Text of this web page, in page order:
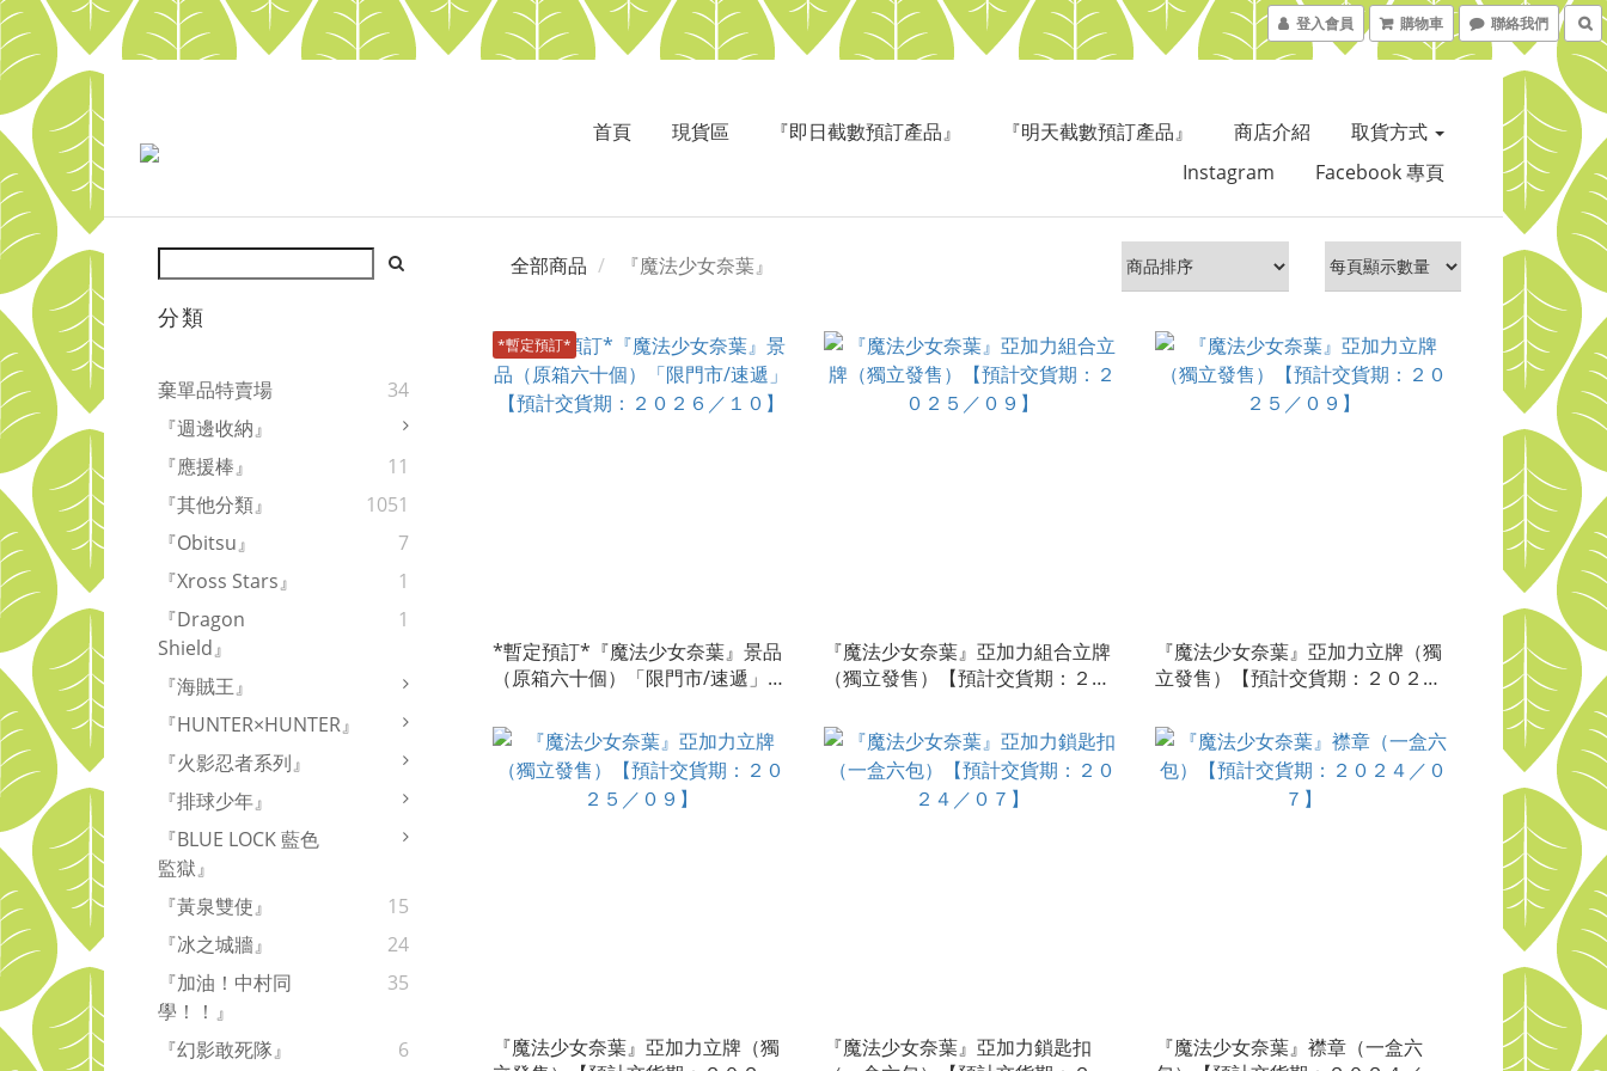
登入會員 購物車 聯絡我們
首頁 現貨區 『即日截數預訂產品』 『明天截數預訂產品』 商店介紹
取貨方式
Instagram
Facebook 專頁
分類
棄單品特賣場
34
『週邊收納』
『應援棒』
11
『其他分類』
1051
『Obitsu』
7
『Xross Stars』
1
『Dragon
Shield』
1
『海賊王』
『HUNTER×HUNTER』
『火影忍者系列』
『排球少年』
『BLUE LOCK 藍色
監獄』
『黃泉雙使』
15
『冰之城牆』
24
『加油！中村同
學！！』
35
『幻影敢死隊』
6
全部商品 『魔法少女奈葉』
*暫定預訂*
*暫定預訂*『魔法少女奈葉』景品
（原箱六十個）「限門市/速遞」
『魔法少女奈葉』亞加力組合立牌
（獨立發售）【預計交貨期：２０
『魔法少女奈葉』亞加力立牌（獨
立發售）【預計交貨期：２０２５
『魔法少女奈葉』亞加力立牌（獨
『魔法少女奈葉』亞加力鎖匙扣
『魔法少女奈葉』襟章（一盒六